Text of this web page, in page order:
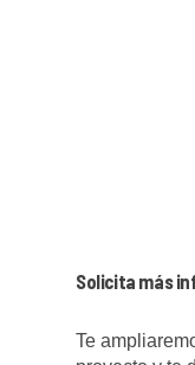
Solicita más
Te